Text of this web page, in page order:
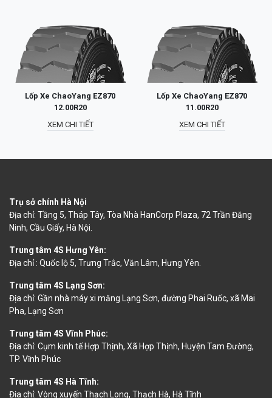
Lốp Xe ChaoYang EZ870
12.00R20
XEM CHI TIẾT
Lốp Xe ChaoYang EZ870
11.00R20
XEM CHI TIẾT
Trụ sở chính Hà Nội
Địa chỉ: Tầng 5, Tháp Tây, Tòa Nhà HanCorp Plaza, 72 Trần Đăng
Ninh, Cầu Giấy, Hà Nội.
Trung tâm 4S Hưng Yên:
Địa chỉ : Quốc lộ 5, Trưng Trắc, Văn Lâm, Hưng Yên.
Trung tâm 4S Lạng Sơn:
Địa chỉ: Gần nhà máy xi măng Lạng Sơn, đường Phai Ruốc, xã Mai
Pha, Lạng Sơn
Trung tâm 4S Vĩnh Phúc:
Địa chỉ: Cụm kinh tế Hợp Thịnh, Xã Hợp Thịnh, Huyện Tam Đường,
TP. Vĩnh Phúc
Trung tâm 4S Hà Tĩnh:
Địa chỉ: Vòng xuyến Thạch Long, Thạch Hà, Hà Tĩnh